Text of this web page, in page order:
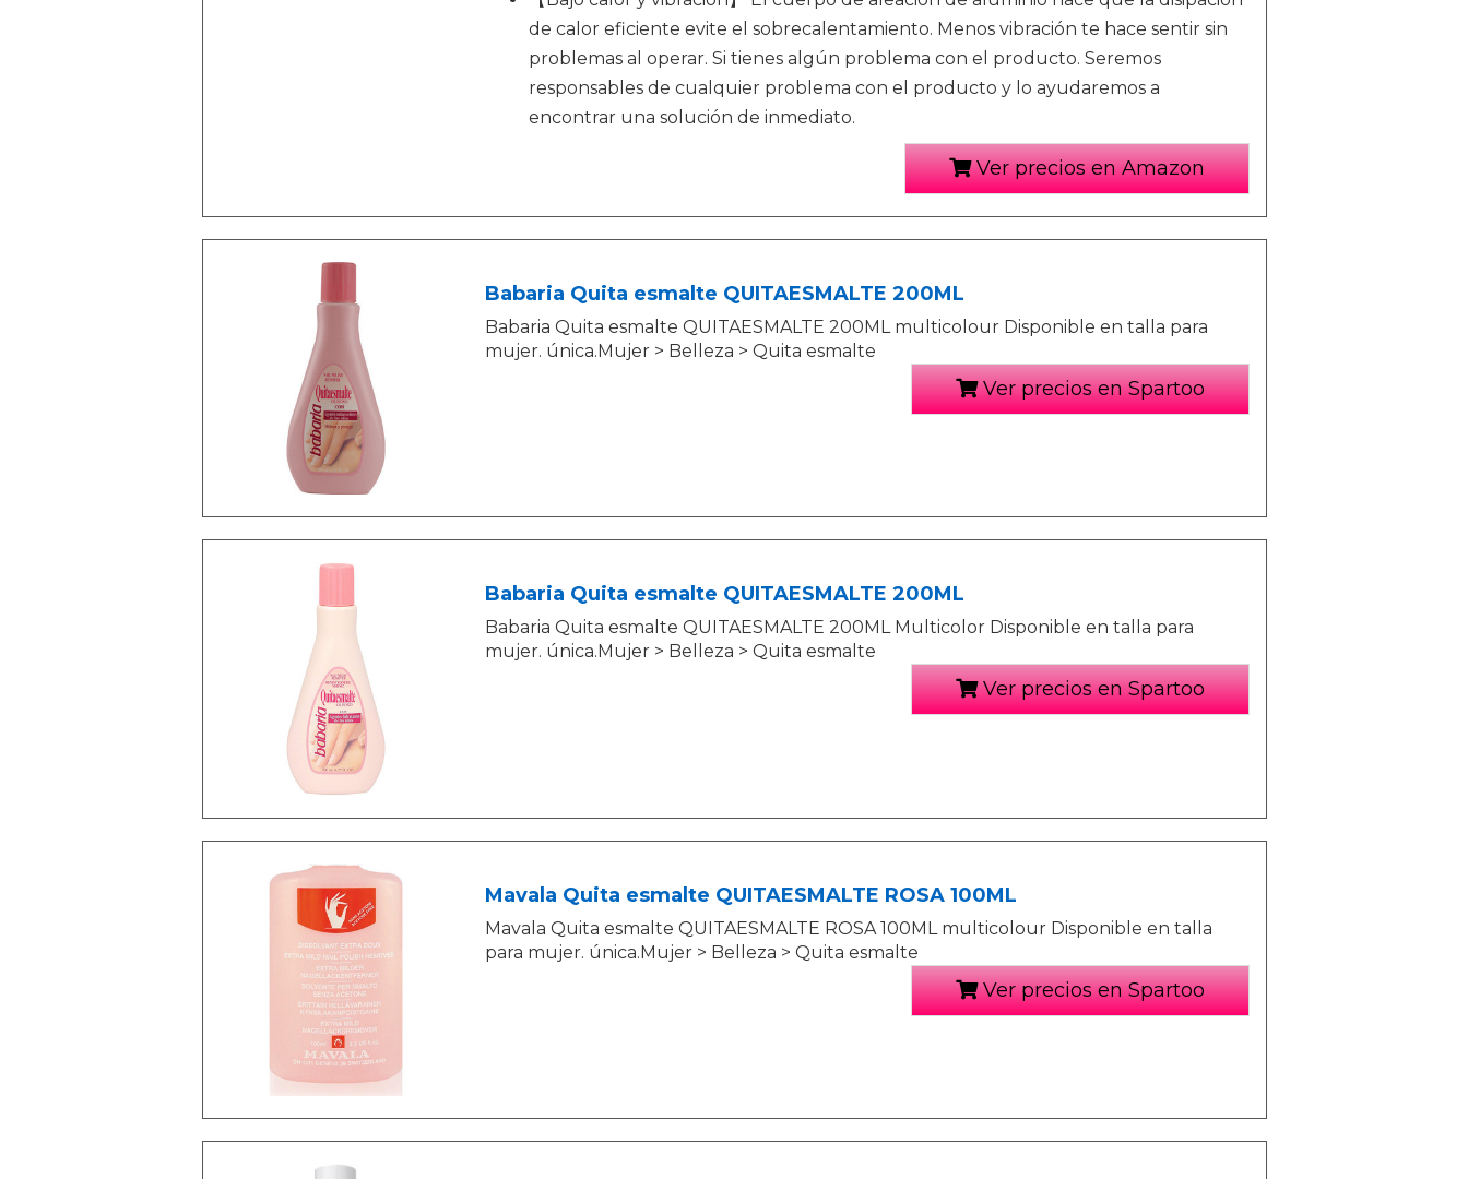
de calor eficiente evite el sobrecalentamiento. Menos vibración te hace sentir sin
problemas al operar. Si tienes algún problema con el producto. Seremos
responsables de cualquier problema con el producto y lo ayudaremos a
encontrar una solución de inmediato.
Ver precios en Amazon
Babaria Quita esmalte QUITAESMALTE 200ML
Babaria Quita esmalte QUITAESMALTE 200ML multicolour Disponible en talla para
mujer. única.Mujer > Belleza > Quita esmalte
Ver precios en Spartoo
Babaria Quita esmalte QUITAESMALTE 200ML
Babaria Quita esmalte QUITAESMALTE 200ML Multicolor Disponible en talla para
mujer. única.Mujer > Belleza > Quita esmalte
Ver precios en Spartoo
Mavala Quita esmalte QUITAESMALTE ROSA 100ML
Mavala Quita esmalte QUITAESMALTE ROSA 100ML multicolour Disponible en talla
para mujer. única.Mujer > Belleza > Quita esmalte
Ver precios en Spartoo